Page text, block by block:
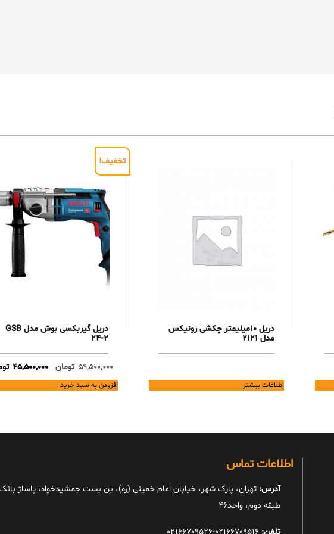
دریل 10میلیمتر چکشی رونیکس
مدل 2121
اطلاعات بیشتر
تخفیف!
دریل گیربکسی بوش مدل GSB
24-2
59,500,000 تومان
Original
price
was:
45,500,000
افزودن به سبد خرید
اطلاعات تماس
آدرس: تهران، پارک شهر، خیابان امام خمینی (ره)، بن بست جمشیدخواه، پاساژ بانک
طبقه دوم، واحد46